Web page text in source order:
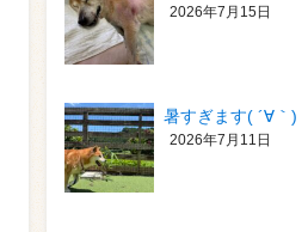
2026年7月15日
暑すぎます( ´∀｀)
2026年7月11日